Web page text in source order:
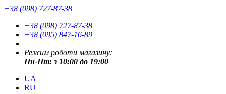
+38 (098) 727-87-38
+38 (098) 727-87-38
+38 (095) 847-16-89
Режим роботи магазину:
Пн-Пт: з 10:00 до 19:00
UA
RU